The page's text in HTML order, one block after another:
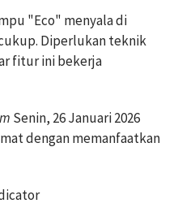
"Eco" menyala di
Diperlukan teknik
fitur ini bekerja
Senin, 26 Januari 2026
dengan memanfaatkan